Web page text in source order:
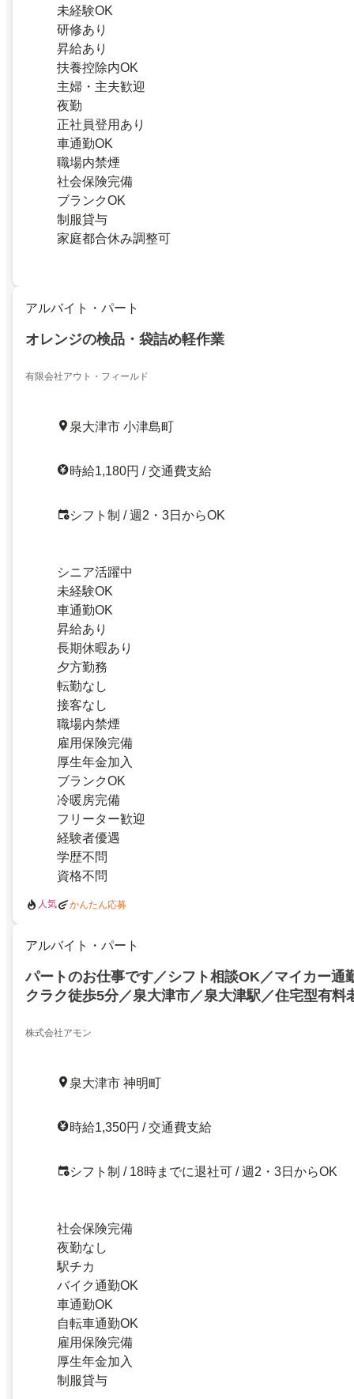
未経験OK
研修あり
昇給あり
扶養控除内OK
主婦・主夫歓迎
夜勤
正社員登用あり
車通勤OK
職場内禁煙
社会保険完備
ブランクOK
制服貸与
家庭都合休み調整可
アルバイト・パート
オレンジの検品・袋詰め軽作業
有限会社アウト・フィールド
泉大津市 小津島町
時給1,180円 / 交通費支給
シフト制 / 週2・3日からOK
シニア活躍中
未経験OK
車通勤OK
昇給あり
長期休暇あり
夕方勤務
転勤なし
接客なし
職場内禁煙
雇用保険完備
厚生年金加入
ブランクOK
冷暖房完備
フリーター歓迎
経験者優遇
学歴不問
資格不問
人気 かんたん応募
アルバイト・パート
パートのお仕事です／シフト相談OK／マイカー通
クラク徒歩5分／泉大津市／泉大津駅／住宅型有料
イカー通勤OK／駅近／ラクラク徒歩5分／泉大津
株式会社アモン
泉大津市 神明町
時給1,350円 / 交通費支給
シフト制 / 18時までに退社可 / 週2・3日からOK
社会保険完備
夜勤なし
駅チカ
バイク通勤OK
車通勤OK
自転車通勤OK
雇用保険完備
厚生年金加入
制服貸与